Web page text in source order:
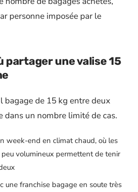
personne imposée par le
partager une valise 15
bagage de 15 kg entre deux
dans un nombre limité de cas.
week-end en climat chaud, où les
volumineux permettent de tenir
une franchise bagage en soute très